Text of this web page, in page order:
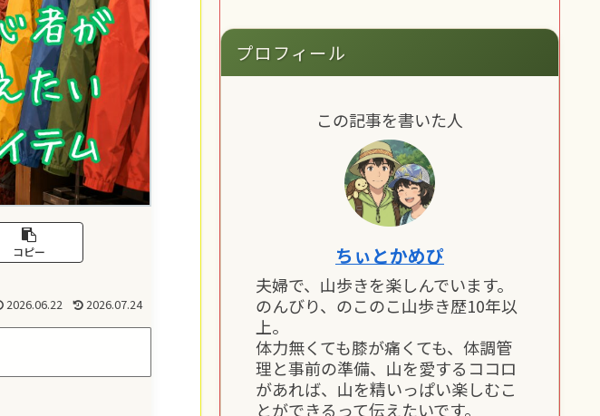
コピー
2026.06.22 2026.07.24
プロフィール
この記事を書いた人
ちぃとかめぴ
夫婦で、山歩きを楽しんでいます。
のんびり、のこのこ山歩き歴10年以
上。
体力無くても膝が痛くても、体調管
理と事前の準備、山を愛するココロ
があれば、山を精いっぱい楽しむこ
とができるって伝えたいです。